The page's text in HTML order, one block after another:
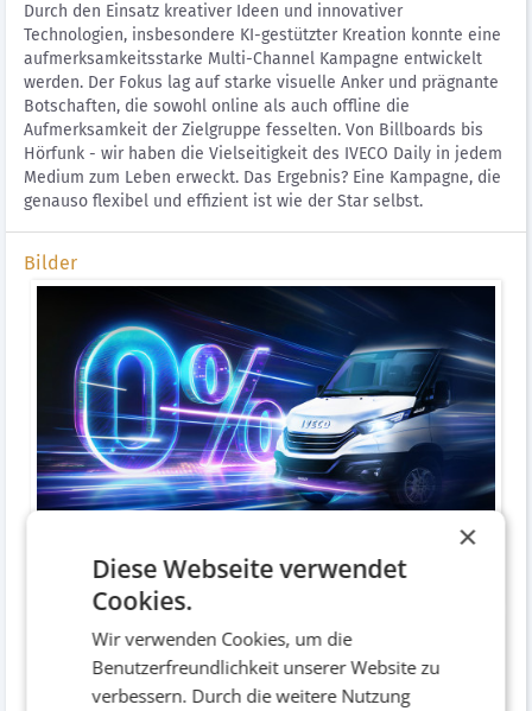
Durch den Einsatz kreativer Ideen und innovativer
Technologien, insbesondere KI-gestützter Kreation konnte eine
aufmerksamkeitsstarke Multi-Channel Kampagne entwickelt
werden. Der Fokus lag auf starke visuelle Anker und prägnante
Botschaften, die sowohl online als auch offline die
Aufmerksamkeit der Zielgruppe fesselten. Von Billboards bis
Hörfunk - wir haben die Vielseitigkeit des IVECO Daily in jedem
Medium zum Leben erweckt. Das Ergebnis? Eine Kampagne, die
genauso flexibel und effizient ist wie der Star selbst.
Bilder
Key Visual
Druckwerke / Visuals
×
Diese Webseite verwendet
Cookies.
Wir verwenden Cookies, um die
Benutzerfreundlichkeit unserer Website zu
verbessern. Durch die weitere Nutzung